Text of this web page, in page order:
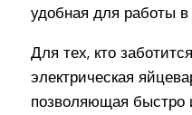
удобная для работы в
Для тех, кто
электрическая
позволяющая быстро